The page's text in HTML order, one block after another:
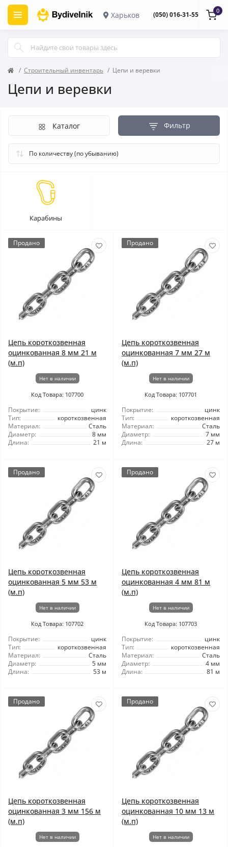
Харьков (050) 016-31-55 0
Строительный инвентарь Цепи и веревки
Цепи и веревки
Фильтр
Каталог
Карабины
Продано
Цепь короткозвенная
оцинкованная 8 мм 21 м
(м.п)
Нет в наличии
Код Товара: 107700
Покрытие:
цинк
Тип:
короткозвенная
Материал:
Сталь
Диаметр:
8 мм
Длина:
21 м
Продано
Цепь короткозвенная
оцинкованная 7 мм 27 м
(м.п)
Нет в наличии
Код Товара: 107701
Покрытие:
цинк
Тип:
короткозвенная
Материал:
Сталь
Диаметр:
7 мм
Длина:
27 м
Продано
Цепь короткозвенная
оцинкованная 5 мм 53 м
(м.п)
Нет в наличии
Код Товара: 107702
Покрытие:
цинк
Тип:
короткозвенная
Материал:
Сталь
Диаметр:
5 мм
Длина:
53 м
Продано
Цепь короткозвенная
оцинкованная 4 мм 81 м
(м.п)
Нет в наличии
Код Товара: 107703
Покрытие:
цинк
Тип:
короткозвенная
Материал:
Сталь
Диаметр:
4 мм
Длина:
81 м
Продано
Цепь короткозвенная
оцинкованная 3 мм 156 м
(м.п)
Нет в наличии
Продано
Цепь короткозвенная
оцинкованная 10 мм 13 м
(м.п)
Нет в наличии